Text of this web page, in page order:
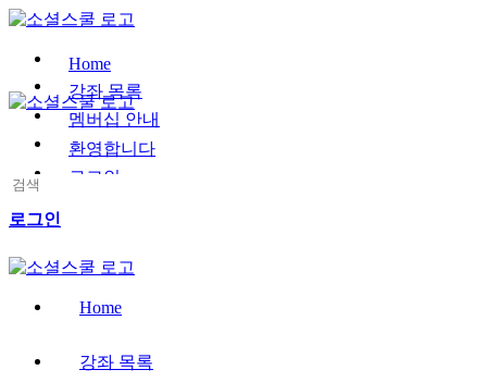
Toggle
Panel
Home
강좌 목록
멤버십 안내
환영합니다
로그인
More
로그인
Search
Home
강좌 목록